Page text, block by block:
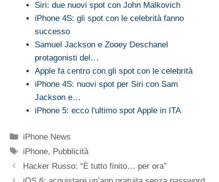
Siri: due nuovi spot con John Malkovich
iPhone 4S: gli spot con le celebrità fanno
successo
Samuel Jackson e Zooey Deschanel
protagonisti del…
Apple fa centro con gli spot con le celebrità
iPhone 4S: nuovi spot per Siri con Sam
Jackson e…
iPhone 5: ecco l'ultimo spot Apple in ITA
Categorie
iPhone News
Tag
iPhone, Pubblicità
Hacker Russo: “È tutto finito… per ora”